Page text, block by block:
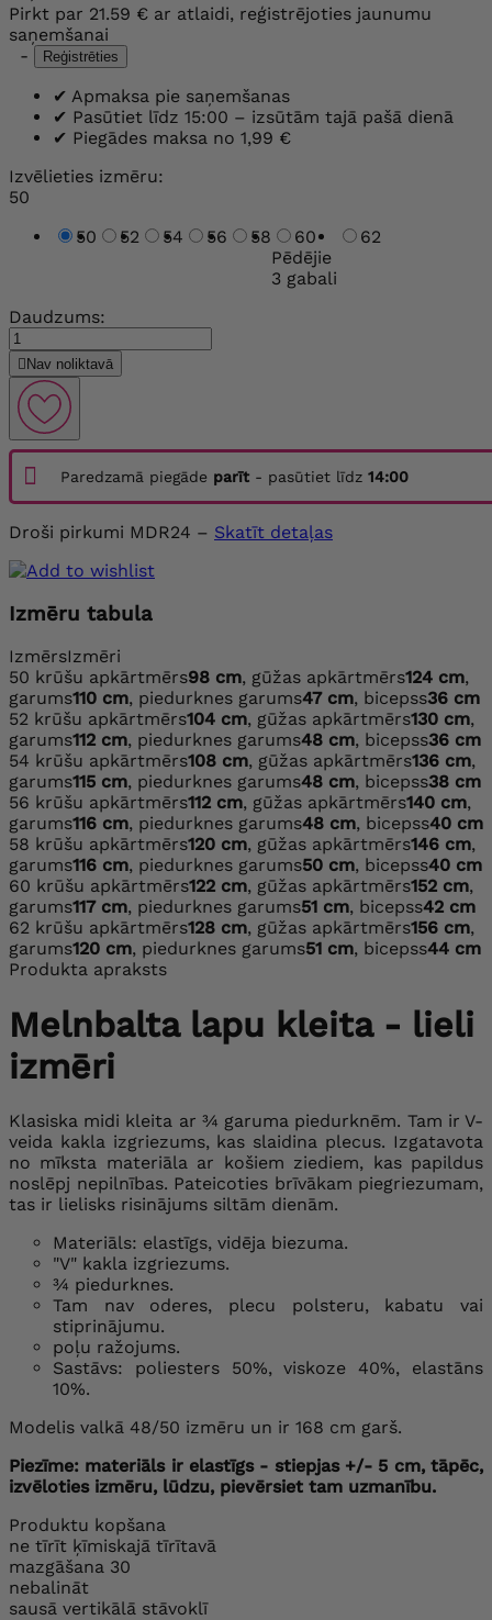
Pirkt par 21.59 € ar atlaidi, reģistrējoties jaunumu
saņemšanai
-
Reģistrēties
✔ Apmaksa pie saņemšanas
✔ Pasūtiet līdz 15:00 – izsūtām tajā pašā dienā
✔ Piegādes maksa no 1,99 €
Izvēlieties izmēru:
50
50
52 54 56 58
60
Pēdējie
3 gabali
62
Daudzums:
 Nav noliktavā
Paredzamā piegāde parīt - pasūtiet līdz 14:00
Droši pirkumi MDR24 – Skatīt detaļas
Izmēru tabula
IzmērsIzmēri
50 krūšu apkārtmērs98 cm, gūžas apkārtmērs124 cm,
garums110 cm, piedurknes garums47 cm, bicepss36 cm
52 krūšu apkārtmērs104 cm, gūžas apkārtmērs130 cm,
garums112 cm, piedurknes garums48 cm, bicepss36 cm
54 krūšu apkārtmērs108 cm, gūžas apkārtmērs136 cm,
garums115 cm, piedurknes garums48 cm, bicepss38 cm
56 krūšu apkārtmērs112 cm, gūžas apkārtmērs140 cm,
garums116 cm, piedurknes garums48 cm, bicepss40 cm
58 krūšu apkārtmērs120 cm, gūžas apkārtmērs146 cm,
garums116 cm, piedurknes garums50 cm, bicepss40 cm
60 krūšu apkārtmērs122 cm, gūžas apkārtmērs152 cm,
garums117 cm, piedurknes garums51 cm, bicepss42 cm
62 krūšu apkārtmērs128 cm, gūžas apkārtmērs156 cm,
garums120 cm, piedurknes garums51 cm, bicepss44 cm
Produkta apraksts
Melnbalta lapu kleita - lieli
izmēri
Klasiska midi kleita ar ¾ garuma piedurknēm. Tam ir V-
veida kakla izgriezums, kas slaidina plecus. Izgatavota
no mīksta materiāla ar košiem ziediem, kas papildus
noslēpj nepilnības. Pateicoties brīvākam piegriezumam,
tas ir lielisks risinājums siltām dienām.
Materiāls: elastīgs, vidēja biezuma.
"V" kakla izgriezums.
¾ piedurknes.
Tam nav oderes, plecu polsteru, kabatu vai
stiprinājumu.
poļu ražojums.
Sastāvs: poliesters 50%, viskoze 40%, elastāns
10%.
Modelis valkā 48/50 izmēru un ir 168 cm garš.
Piezīme: materiāls ir elastīgs - stiepjas +/- 5 cm, tāpēc,
izvēloties izmēru, lūdzu, pievērsiet tam uzmanību.
Produktu kopšana
ne tīrīt ķīmiskajā tīrītavā
mazgāšana 30
nebalināt
sausā vertikālā stāvoklī